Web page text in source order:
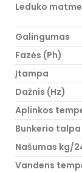
Leduko
Galingumas
Fazės (Ph)
Įtampa
Dažnis (Hz)
Aplinkos
Bunkerio talpa
Našumas kg/
Vandens